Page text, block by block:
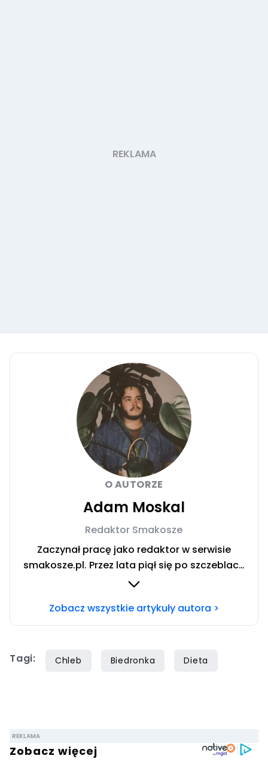
O AUTORZE
Adam Moskal
Redaktor Smakosze
Zaczynał pracę jako redaktor w serwisie
smakosze.pl. Przez lata piął się po szczeblach
przez stanowiska wydawnicze, w serwisach
oraz papilot.pl. Przez ponad rok dbał o serwis
siedem lat, lecz gotowaniem i pisaniem o
Zobacz wszystkie artykuły autora >
Tagi: Chleb Biedronka Dieta